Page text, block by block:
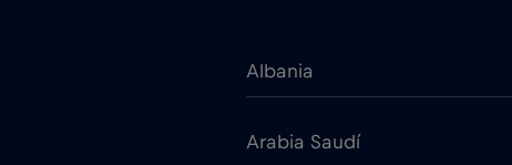
Albania
Arabia Saudí